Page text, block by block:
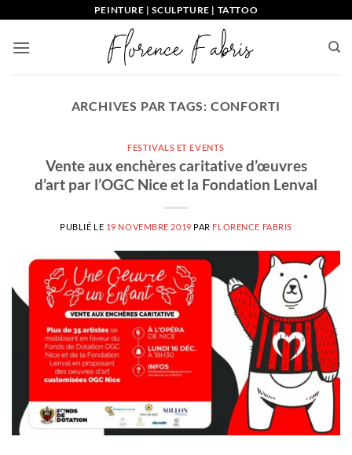
contenu
PEINTURE | SCULPTURE | TATTOO
ARCHIVES PAR TAGS: CONFORTI
FESTIVALS ET EVENTS
Vente aux enchères caritative d’œuvres
d’art par l’OGC Nice et la Fondation Lenval
PUBLIÉ LE 19 NOVEMBRE 2019 PAR FLORENCE FABRIS